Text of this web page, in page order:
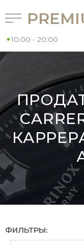
10:00 - 20:00
ФИЛЬТРЫ: